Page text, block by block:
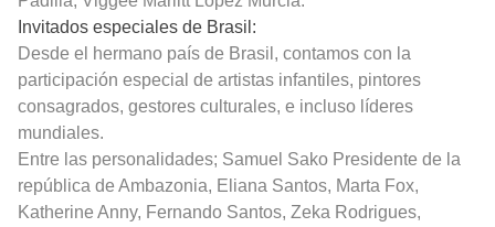
Invitados especiales de Brasil:
Desde el hermano país de Brasil, contamos con la
participación especial de artistas infantiles, pintores
consagrados, gestores culturales, e incluso líderes
mundiales.
Entre las personalidades; Samuel Sako Presidente de la
república de Ambazonia, Eliana Santos, Marta Fox,
Katherine Anny, Fernando Santos, Zeka Rodrigues,